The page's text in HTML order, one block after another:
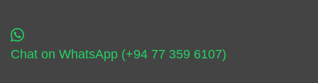
Chat on WhatsApp (+94 77 359 6107)